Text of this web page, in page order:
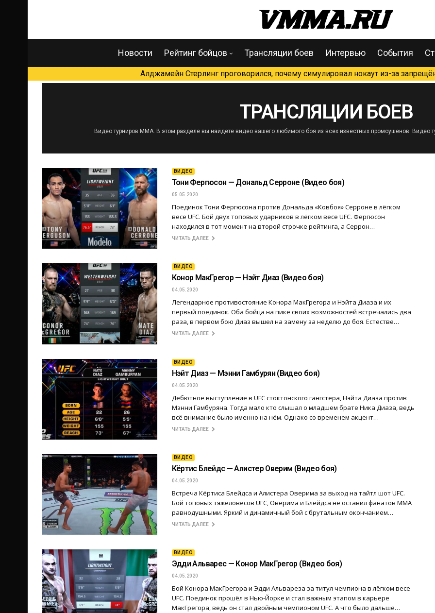
Новости Рейтинг бойцов Трансляции боев Интервью События
Алджамейн Стерлинг проговорился, почему симулировал нокаут из-за
ТРАНСЛЯЦИИ БОЕВ
Видео турниров ММА. В этом разделе вы найдете видео вашего любимого боя из всех известных промоушенов. Видео
ВИДЕО
Тони Фергюсон — Дональд Серроне (Видео боя)
05.05.2020
Поединок Тони Фергюсона против Дональда «Ковбоя» Серроне в лёгком
весе UFC. Бой двух топовых ударников в лёгком весе UFC. Фергюсон
находился в тот момент на второй строчке рейтинга, а Серрон…
ЧИТАТЬ ДАЛЕЕ
ВИДЕО
Конор МакГрегор — Нэйт Диаз (Видео боя)
04.05.2020
Легендарное противостояние Конора МакГрегора и Нэйта Диаза и их
первый поединок. Оба бойца на пике своих возможностей встречались два
раза, в первом бою Диаз вышел на замену за неделю до боя. Естестве…
ЧИТАТЬ ДАЛЕЕ
ВИДЕО
Нэйт Диаз — Мэнни Гамбурян (Видео боя)
04.05.2020
Дебютное выступление в UFC стоктонского гангстера, Нэйта Диаза против
Мэнни Гамбуряна. Тогда мало кто слышал о младшем брате Ника Диаза, ведь
всё внимание было именно на нём. Однако со временем акцент…
ЧИТАТЬ ДАЛЕЕ
ВИДЕО
Кёртис Блейдс — Алистер Оверим (Видео боя)
04.05.2020
Встреча Кёртиса Блейдса и Алистера Оверима за выход на тайтл шот UFC.
Бой топовых тяжеловесов UFC, Оверима и Блейдса не оставил фанатов ММА
равнодушными. Яркий и динамичный бой с брутальным окончанием…
ЧИТАТЬ ДАЛЕЕ
ВИДЕО
Эдди Альварес — Конор МакГрегор (Видео боя)
04.05.2020
Бой Конора МакГрегора и Эдди Альвареза за титул чемпиона в лёгком весе
UFC. Поединок прошёл в Нью-Йорке и стал важным этапом в карьере
МакГрегора, ведь он стал двойным чемпионом UFC. А что было дальше…